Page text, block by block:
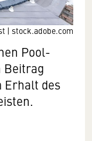
| stock.adobe.com
Pool-
Beitrag
Erhalt des